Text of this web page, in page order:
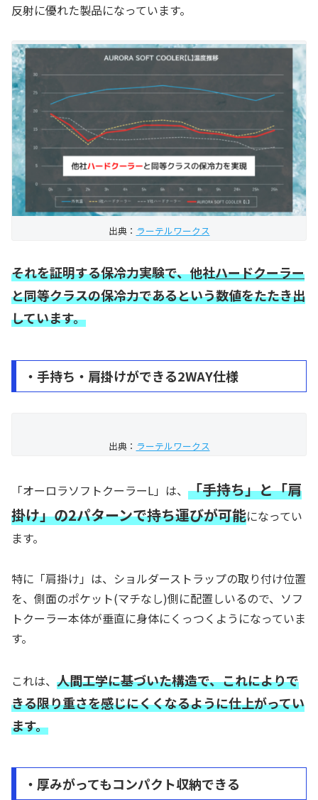
反射に優れた製品になっています。
出典： ラーテルワークス
それを証明する保冷力実験で、他社ハードクーラー
と同等クラスの保冷力であるという数値をたたき出
しています。
・手持ち・肩掛けができる2WAY仕様
出典： ラーテルワークス
「オーロラソフトクーラーL」は、 「手持ち」と「肩
掛け」の2パターンで持ち運びが可能になってい
ます。
特に「肩掛け」は、ショルダーストラップの取り付け位置
を、側面のポケット(マチなし)側に配置しいるので、ソフ
トクーラー本体が垂直に身体にくっつくようになっていま
す。
これは、 人間工学に基づいた構造で、これによりで
きる限り重さを感じにくくなるように仕上がってい
ます。
・厚みがってもコンパクト収納できる